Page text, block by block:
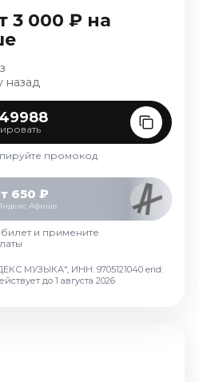
3 000 ₽ на
назад
промокод
650 ₽
Афише
и примените
МУЗЫКА", ИНН: 9705121040 erid:
до 1 августа 2026